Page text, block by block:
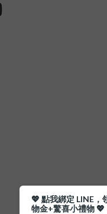
💖 點我綁定 LINE，
物金+驚喜小禮物 💖